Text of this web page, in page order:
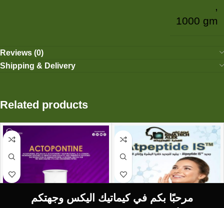
مرحبًا بكم في كيماتيك اليكس وجهتكم
,
1000 gm
Reviews (0)
Shipping & Delivery
Related products